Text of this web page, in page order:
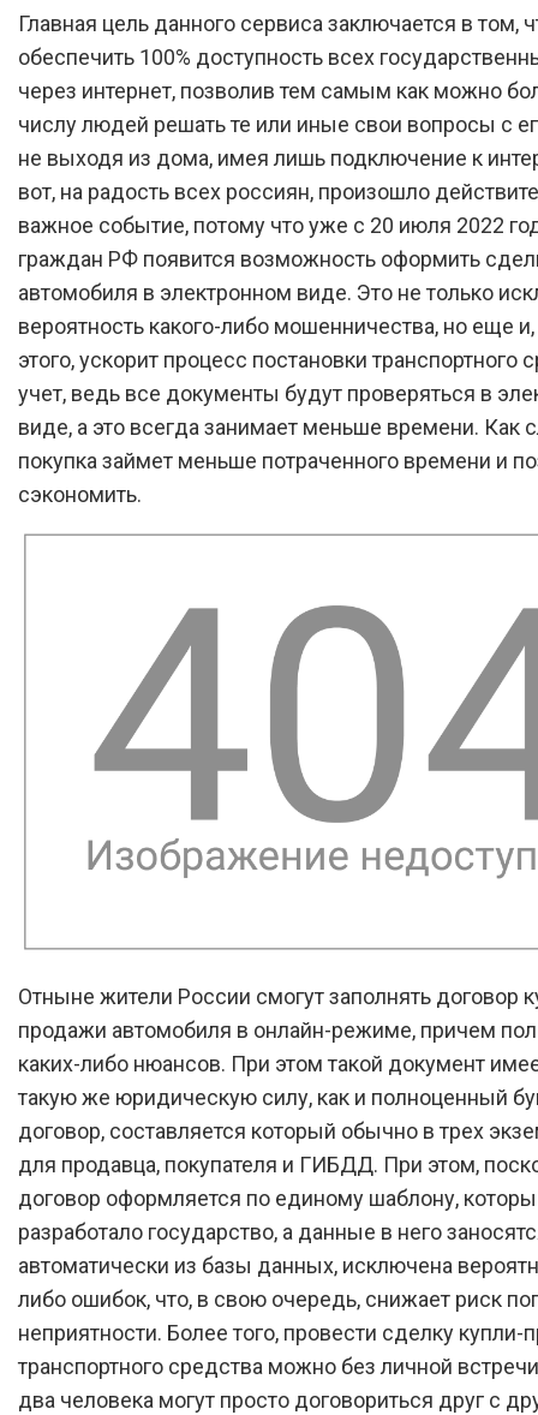
Главная цель данного сервиса заключается в том,
обеспечить 100% доступность всех
через интернет, позволив тем самым как можно
числу людей решать те или иные свои вопросы с
не выходя из дома, имея лишь подключение к
вот, на радость всех россиян, произошло
важное событие, потому что уже с 20 июля 2022
граждан РФ появится возможность оформить
автомобиля в электронном виде. Это не только
вероятность какого-либо мошенничества, но еще
этого, ускорит процесс постановки транспортного
учет, ведь все документы будут проверяться в
виде, а это всегда занимает меньше времени. Как
покупка займет меньше потраченного времени и
сэкономить.
Отныне жители России смогут заполнять договор
продажи автомобиля в онлайн-режиме, причем
каких-либо нюансов. При этом такой документ
такую же юридическую силу, как и полноценный
договор, составляется который обычно в трех
для продавца, покупателя и ГИБДД. При этом,
договор оформляется по единому шаблону,
разработало государство, а данные в него
автоматически из базы данных, исключена
либо ошибок, что, в свою очередь, снижает риск
неприятности. Более того, провести сделку купли-
транспортного средства можно без личной
два человека могут просто договориться друг с